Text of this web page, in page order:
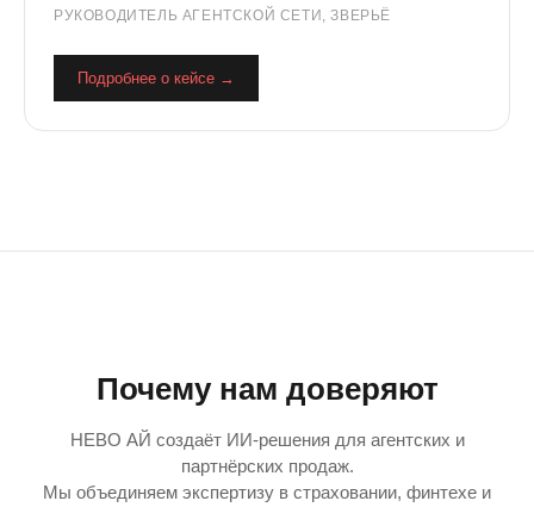
РУКОВОДИТЕЛЬ АГЕНТСКОЙ СЕТИ, ЗВЕРЬЁ
Подробнее о кейсе →
Почему нам доверяют
НЕВО АЙ создаёт ИИ-решения для агентских и
партнёрских продаж.
Мы объединяем экспертизу в страховании, финтехе и